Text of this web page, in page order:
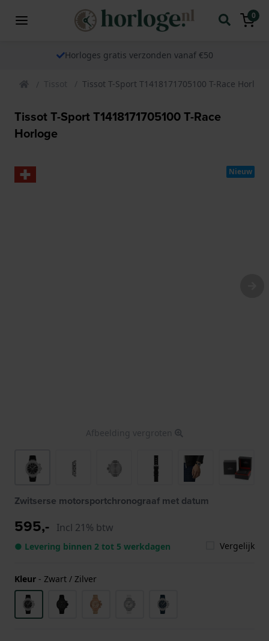
0
Horloges gratis verzonden vanaf €50
Tissot Tissot T-Sport T1418171705100 T-Race Horloge
Tissot T-Sport T1418171705100 T-Race
Horloge
Nieuw
Afbeelding vergroten
Zwitserse motorsportchronograaf met datum
595,- Incl 21% btw
● Levering binnen 2 tot 5 werkdagen Vergelijk
Kleur - Zwart / Zilver